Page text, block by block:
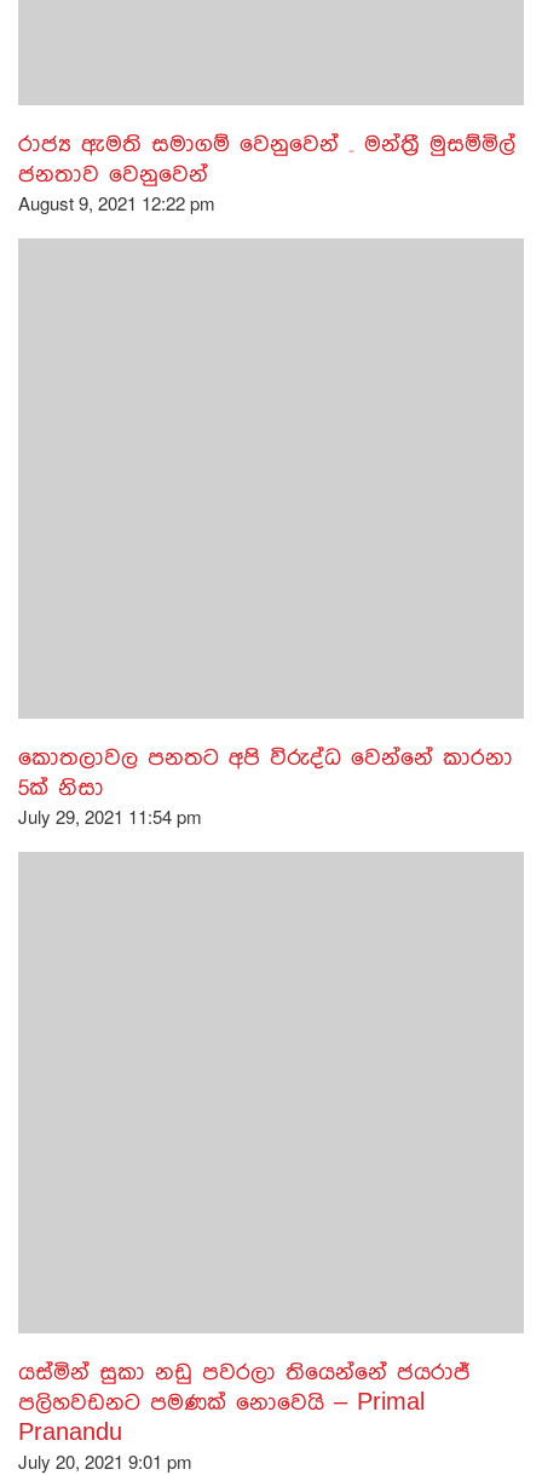
රාජ්‍ය ඇමති සමාගම් වෙනුවෙන් _ මන්ත්‍රී මුසම්මිල්
ජනතාව වෙනුවෙන්
August 9, 2021 12:22 pm
කොතලාවල පනතට අපි විරුද්ධ වෙන්නේ කාරනා
5ක් නිසා
July 29, 2021 11:54 pm
යස්මින් සුකා නඩු පවරලා තියෙන්නේ ජයරාජ්
පලිහවඩනට පමණක් නොවෙයි – Primal
Pranandu
July 20, 2021 9:01 pm